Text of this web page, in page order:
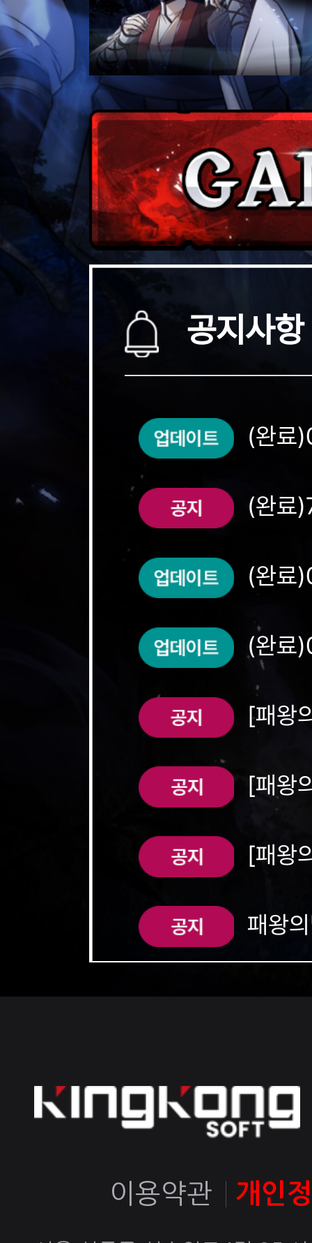
공지사항
(완료
(완료
(완료
(완료
(무점검)
[패왕
극&쿠폰!
[패왕
[패왕
패왕
이용약관 개인